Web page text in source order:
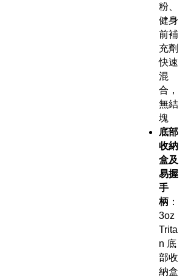
粉、
健身
前補
充劑
快速
混
合，
無結
塊
底部
收納
盒及
易握
手
柄 ：
3oz
Trita
n 底
部收
納盒